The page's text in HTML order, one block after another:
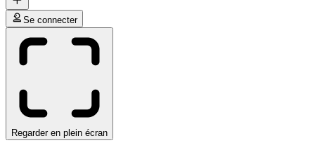
Se connecter
Regarder en plein écran